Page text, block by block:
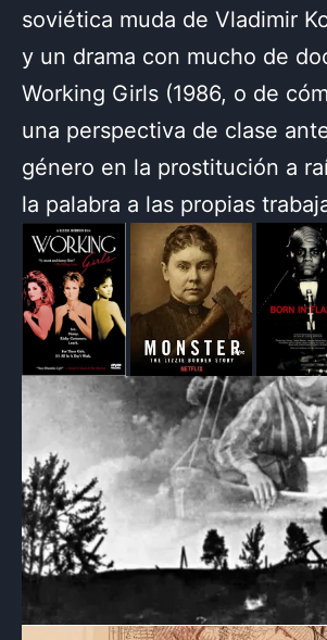
soviética muda de Vladimir
y un drama con mucho de
Working Girls (1986, o de
una perspectiva de clase
género en la prostitución a
la palabra a las propias